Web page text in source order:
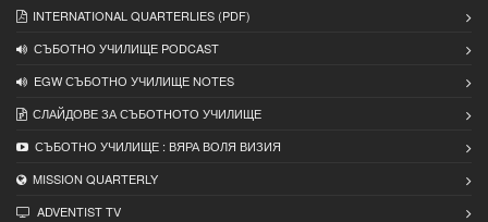
INTERNATIONAL QUARTERLIES (PDF)
СЪБОТНО УЧИЛИЩЕ PODCAST
EGW СЪБОТНО УЧИЛИЩЕ NOTES
СЛАЙДОВЕ ЗА СЪБОТНОТО УЧИЛИЩЕ
СЪБОТНО УЧИЛИЩЕ : ВЯРА ВОЛЯ ВИЗИЯ
MISSION QUARTERLY
ADVENTIST TV